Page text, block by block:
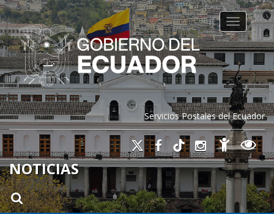
Servicios Postales del Ecuador
Toggle
NOTICIAS